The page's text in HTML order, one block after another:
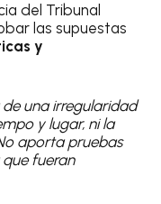
del Tribunal
las supuestas
y
una irregularidad
y lugar, ni la
aporta pruebas
fueran